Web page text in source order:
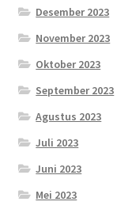
Desember 2023
November 2023
Oktober 2023
September 2023
Agustus 2023
Juli 2023
Juni 2023
Mei 2023